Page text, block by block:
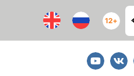
12+
Youtube